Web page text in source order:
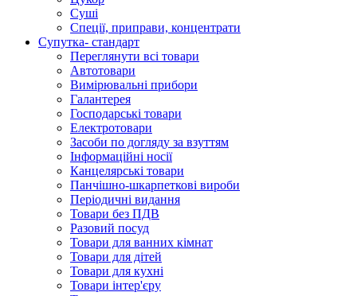
Суші
Спеції, приправи, концентрати
Супутка- стандарт
Переглянути всі товари
Автотовари
Вимірювальні прибори
Галантерея
Господарські товари
Електротовари
Засоби по догляду за взуттям
Інформаційні носії
Канцелярські товари
Панчішно-шкарпеткові вироби
Періодичні видання
Товари без ПДВ
Разовий посуд
Товари для ванних кімнат
Товари для дітей
Товари для кухні
Товари інтер'єру